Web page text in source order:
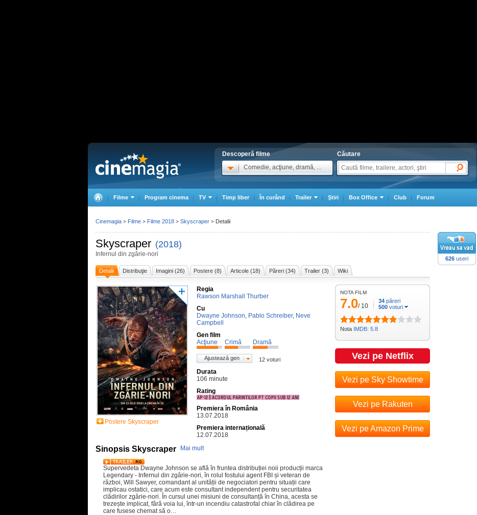
Descoperă filme
Comedie, acţiune, dramă, ...
Căutare
Filme Program cinema TV Timp liber În curând Trailer Ştiri Box Office Club Forum
Skyscraper (2018)
Infernul din zgârie-nori
Detalii Distribuţie Imagini (26) Postere (8) Articole (18) Păreri (34) Trailer (3) Wiki
Postere Skyscraper
Regia
Rawson Marshall Thurber
Cu
Dwayne Johnson, Pablo Schreiber, Neve
Campbell
Gen film
Acţiune
Crimă Dramă
Ajustează gen 12 voturi
Durata
106 minute
Rating
Premiera în România
13.07.2018
Premiera internațională
12.07.2018
Sinopsis Skyscraper Mai mult
Supervedeta Dwayne Johnson se află în fruntea distribuției noii producții marca
Legendary - Infernul din zgârie-nori, în rolul fostului agent FBI și veteran de
război, Will Sawyer, comandant al unității de negociatori pentru situații care
implicau ostatici, care acum este consultant independent pentru securitatea
clădirilor zgârie-nori. În cursul unei misiuni de consultanță în China, acesta se
trezește implicat, fără voia lui, într-un incendiu catastrofal chiar în clădirea pe
care fusese chemat să o…
NOTA FILM
7.0/ 10
34 păreri
500 voturi
Nota IMDB: 5.8
Vezi pe Netflix
Vezi pe Sky Showtime
Vezi pe Rakuten
Vezi pe Amazon Prime
626 useri
Cinemagia > Filme > Filme 2018 > Skyscraper > Detalii